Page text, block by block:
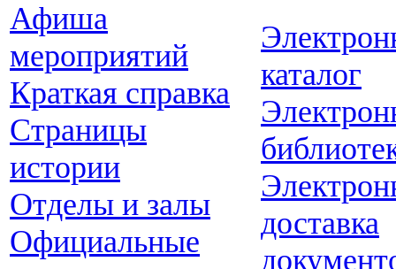
Афиша
мероприятий
Краткая справка
Страницы
истории
Отделы и залы
Официальные
каталог
доставка